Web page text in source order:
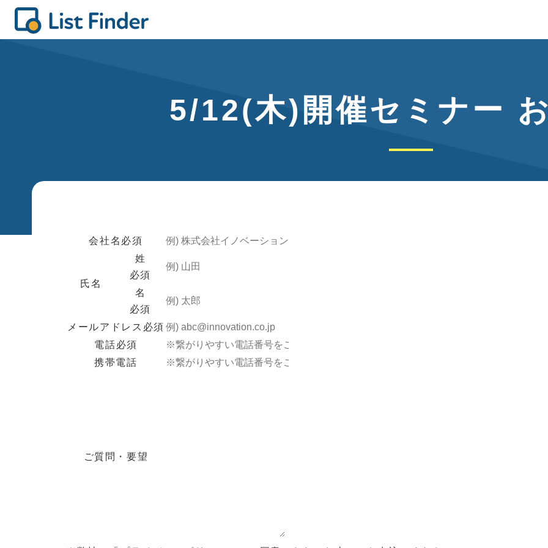
5/12(木)開催セミナー
会社名 必須
氏名
姓
必須
名
必須
メールアドレス 必須
電話必須
携帯電話
ご質問・要望